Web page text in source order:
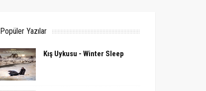
Popüler Yazılar
Kış Uykusu - Winter Sleep